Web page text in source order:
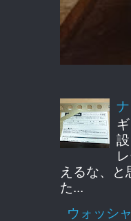
えるな、
た...
ウォッシ